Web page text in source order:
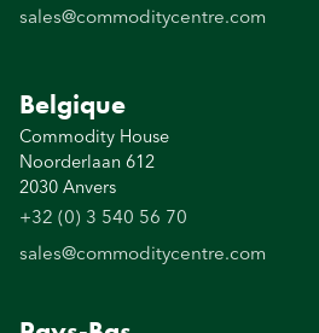
sales@commoditycentre.com
Belgique
Commodity House
Noorderlaan 612
2030 Anvers
+32 (0) 3 540 56 70
sales@commoditycentre.com